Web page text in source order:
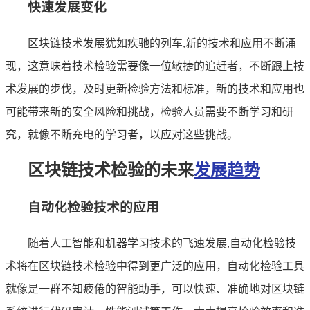
快速发展变化
区块链技术发展犹如疾驰的列车,新的技术和应用不断涌
现，这意味着技术检验需要像一位敏捷的追赶者，不断跟上技
术发展的步伐，及时更新检验方法和标准，新的技术和应用也
可能带来新的安全风险和挑战，检验人员需要不断学习和研
究，就像不断充电的学习者，以应对这些挑战。
区块链技术检验的未来发展趋势
自动化检验技术的应用
随着人工智能和机器学习技术的飞速发展,自动化检验技
术将在区块链技术检验中得到更广泛的应用，自动化检验工具
就像是一群不知疲倦的智能助手，可以快速、准确地对区块链